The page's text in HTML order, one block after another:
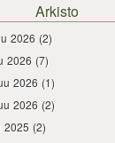
Arkisto
2026 (2)
2026 (7)
2026 (1)
2026 (2)
2025 (2)